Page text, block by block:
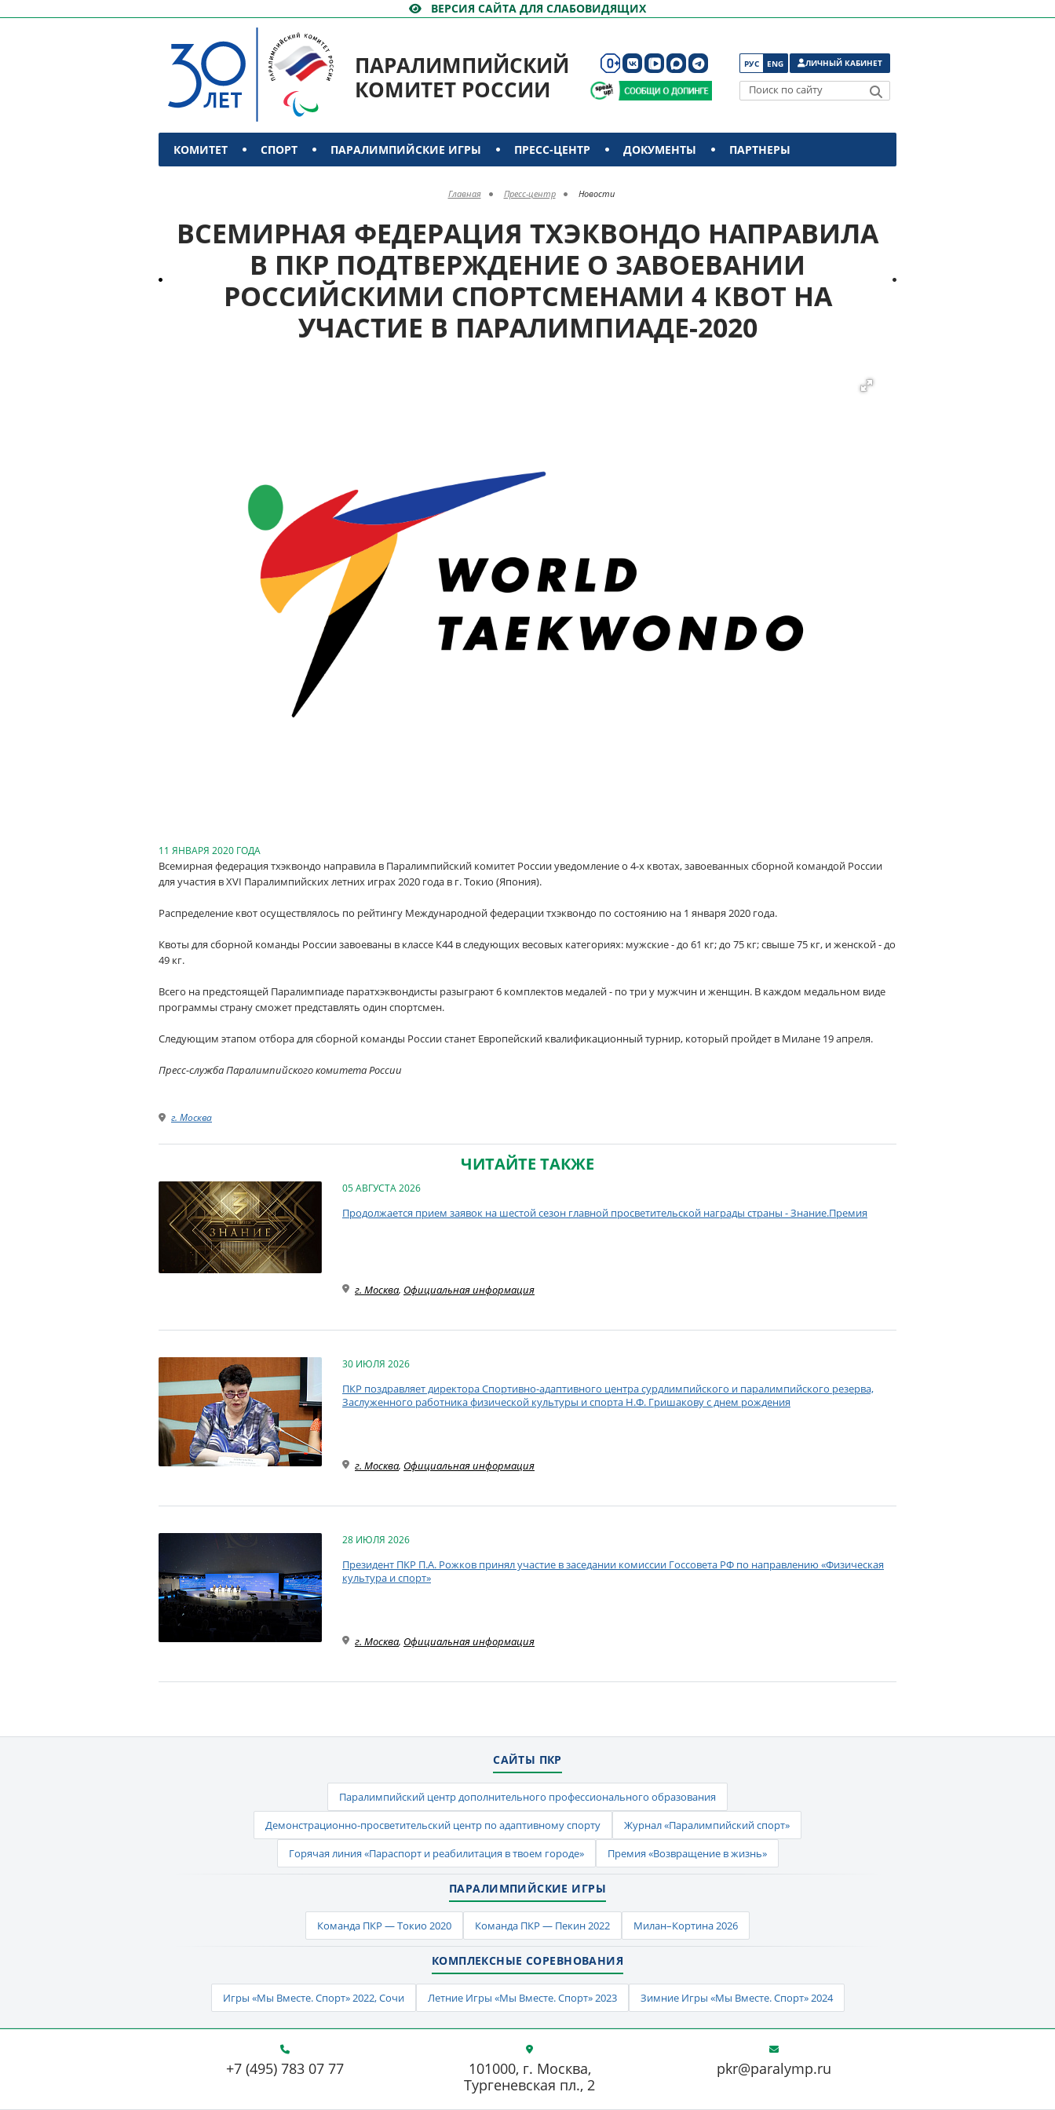
ВЕРСИЯ САЙТА ДЛЯ СЛАБОВИДЯЩИХ
ПАРАЛИМПИЙСКИЙ
КОМИТЕТ РОССИИ
РУС ENG ЛИЧНЫЙ КАБИНЕТ
Поиск по сайту
КОМИТЕТ СПОРТ ПАРАЛИМПИЙСКИЕ ИГРЫ ПРЕСС-ЦЕНТР ДОКУМЕНТЫ ПАРТНЕРЫ
Главная Пресс-центр Новости
ВСЕМИРНАЯ ФЕДЕРАЦИЯ ТХЭКВОНДО НАПРАВИЛА
В ПКР ПОДТВЕРЖДЕНИЕ О ЗАВОЕВАНИИ
РОССИЙСКИМИ СПОРТСМЕНАМИ 4 КВОТ НА
УЧАСТИЕ В ПАРАЛИМПИАДЕ-2020
11 ЯНВАРЯ 2020 ГОДА
Всемирная федерация тхэквондо направила в Паралимпийский комитет России уведомление о 4-х квотах, завоеванных сборной командой России
для участия в XVI Паралимпийских летних играх 2020 года в г. Токио (Япония).
Распределение квот осуществлялось по рейтингу Международной федерации тхэквондо по состоянию на 1 января 2020 года.
Квоты для сборной команды России завоеваны в классе К44 в следующих весовых категориях: мужские - до 61 кг; до 75 кг; свыше 75 кг, и женской - до
49 кг.
Всего на предстоящей Паралимпиаде паратхэквондисты разыграют 6 комплектов медалей - по три у мужчин и женщин. В каждом медальном виде
программы страну сможет представлять один спортсмен.
Следующим этапом отбора для сборной команды России станет Европейский квалификационный турнир, который пройдет в Милане 19 апреля.
Пресс-служба Паралимпийского комитета России
г. Москва
ЧИТАЙТЕ ТАКЖЕ
05 АВГУСТА 2026
Продолжается прием заявок на шестой сезон главной просветительской награды страны - Знание.Премия
г. Москва, Официальная информация
30 ИЮЛЯ 2026
ПКР поздравляет директора Спортивно-адаптивного центра сурдлимпийского и паралимпийского резерва,
Заслуженного работника физической культуры и спорта Н.Ф. Гришакову с днем рождения
г. Москва, Официальная информация
28 ИЮЛЯ 2026
Президент ПКР П.А. Рожков принял участие в заседании комиссии Госсовета РФ по направлению «Физическая
культура и спорт»
г. Москва, Официальная информация
САЙТЫ ПКР
Паралимпийский центр дополнительного профессионального образования
Демонстрационно-просветительский центр по адаптивному спорту
Журнал «Паралимпийский спорт»
Горячая линия «Параспорт и реабилитация в твоем городе»
Премия «Возвращение в жизнь»
ПАРАЛИМПИЙСКИЕ ИГРЫ
Команда ПКР — Токио 2020 Команда ПКР — Пекин 2022 Милан–Кортина 2026
КОМПЛЕКСНЫЕ СОРЕВНОВАНИЯ
Игры «Мы Вместе. Спорт» 2022, Сочи Летние Игры «Мы Вместе. Спорт» 2023 Зимние Игры «Мы Вместе. Спорт» 2024
+7 (495) 783 07 77 pkr@paralymp.ru
101000, г. Москва,
Тургеневская пл., 2